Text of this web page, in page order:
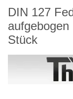
DIN 127
Stück